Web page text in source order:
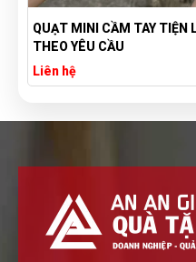
TÚI VẢI BỐ CANVAS IN
XƯỞNG SẢN XUẤT TÚI VẢI
Liên hệ